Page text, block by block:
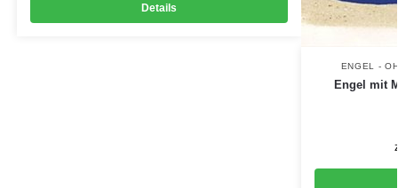
Details
ENGEL -
Engel mit